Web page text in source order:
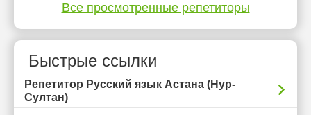
Все просмотренные репетиторы
Быстрые ссылки
Репетитор Русский язык Астана (Нур-
Султан)